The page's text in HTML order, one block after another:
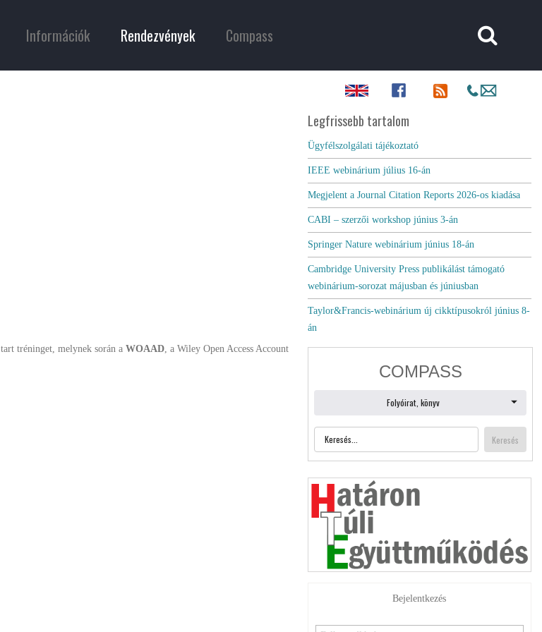
Információk Rendezvények Compass
tart tréninget, melynek során a WOAAD, a Wiley Open Access Account
Legfrissebb tartalom
Ügyfélszolgálati tájékoztató
IEEE webinárium július 16-án
Megjelent a Journal Citation Reports 2026-os kiadása
CABI – szerzői workshop június 3-án
Springer Nature webinárium június 18-án
Cambridge University Press publikálást támogató
webinárium-sorozat májusban és júniusban
Taylor&Francis-webinárium új cikktípusokról június 8-
án
Bejelentkezés